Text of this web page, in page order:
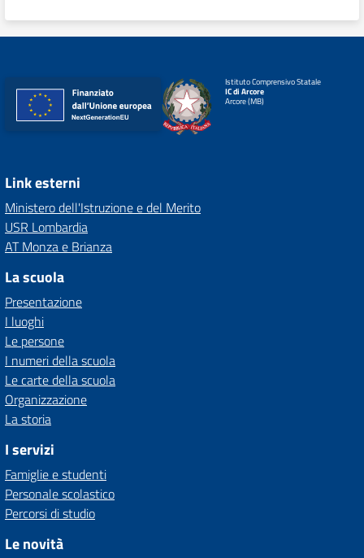
Istituto Comprensivo Statale
IC di Arcore
Arcore (MB)
Link esterni
Ministero dell'Istruzione e del Merito
USR Lombardia
AT Monza e Brianza
La scuola
Presentazione
I luoghi
Le persone
I numeri della scuola
Le carte della scuola
Organizzazione
La storia
I servizi
Famiglie e studenti
Personale scolastico
Percorsi di studio
Le novità